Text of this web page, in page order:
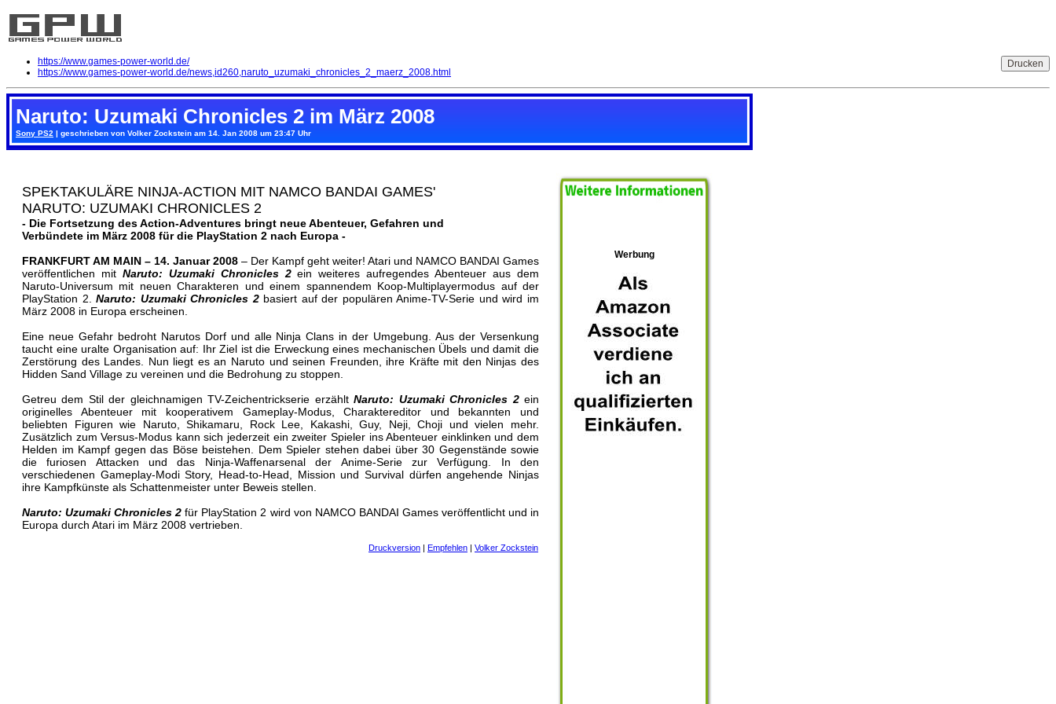
https://www.games-power-world.de/
https://www.games-power-world.de/news,id260,naruto_uzumaki_chronicles_2_maerz_2008.html
Naruto: Uzumaki Chronicles 2 im März 2008
Sony PS2 | geschrieben von Volker Zockstein am 14. Jan 2008 um 23:47 Uhr
SPEKTAKULÄRE NINJA-ACTION MIT NAMCO BANDAI GAMES'
NARUTO: UZUMAKI CHRONICLES 2
- Die Fortsetzung des Action-Adventures bringt neue Abenteuer, Gefahren und
Verbündete im März 2008 für die PlayStation 2 nach Europa -
FRANKFURT AM MAIN – 14. Januar 2008 – Der Kampf geht weiter! Atari und NAMCO BANDAI Games
veröffentlichen mit Naruto: Uzumaki Chronicles 2ein weiteres aufregendes Abenteuer aus dem
Naruto-Universum mit neuen Charakteren und einem spannendem Koop-Multiplayermodus auf der
PlayStation 2.Naruto: Uzumaki Chronicles 2basiert auf der populären Anime-TV-Serie und wird im
März 2008 in Europa erscheinen.
Eine neue Gefahr bedroht Narutos Dorf und alle Ninja Clans in der Umgebung. Aus der Versenkung
taucht eine uralte Organisation auf: Ihr Ziel ist die Erweckung eines mechanischen Übels und damit die
Zerstörung des Landes. Nun liegt es an Naruto und seinen Freunden, ihre Kräfte mit den Ninjas des
Hidden Sand Village zu vereinen und die Bedrohung zu stoppen.
Getreu dem Stil der gleichnamigen TV-Zeichentrickserie erzähltNaruto: Uzumaki Chronicles 2ein
originelles Abenteuer mit kooperativem Gameplay-Modus, Charaktereditor und bekannten und
beliebten Figuren wie Naruto, Shikamaru, Rock Lee, Kakashi, Guy, Neji, Choji und vielen mehr.
Zusätzlich zum Versus-Modus kann sich jederzeit ein zweiter Spieler ins Abenteuer einklinken und dem
Helden im Kampf gegen das Böse beistehen. Dem Spieler stehen dabei über 30 Gegenstände sowie
die furiosen Attacken und das Ninja-Waffenarsenal der Anime-Serie zur Verfügung. In den
verschiedenen Gameplay-Modi Story, Head-to-Head, Mission und Survival dürfen angehende Ninjas
ihre Kampfkünste als Schattenmeister unter Beweis stellen.
Naruto: Uzumaki Chronicles 2 für PlayStation 2 wird von NAMCO BANDAI Games veröffentlicht und in
Europa durch Atari im März 2008 vertrieben.
Druckversion | Empfehlen | Volker Zockstein
Werbung